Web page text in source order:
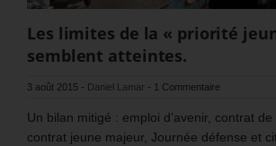
Les limites de la « priorité
semblent atteintes.
3 août 2015 - Daniel Lamar - 1 Commentaire
Un bilan mitigé : emploi d’avenir, contrat de
contrat jeune majeur, Journée défense et